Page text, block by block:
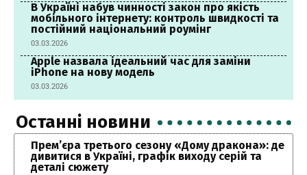
В Україні набув чинності закон про якість
мобільного інтернету: контроль швидкості та
постійний національний роумінг
03.03.2026
Apple назвала ідеальний час для заміни
iPhone на нову модель
03.03.2026
Останні новини
Прем’єра третього сезону «Дому дракона»: де
дивитися в Україні, графік виходу серій та
деталі сюжету